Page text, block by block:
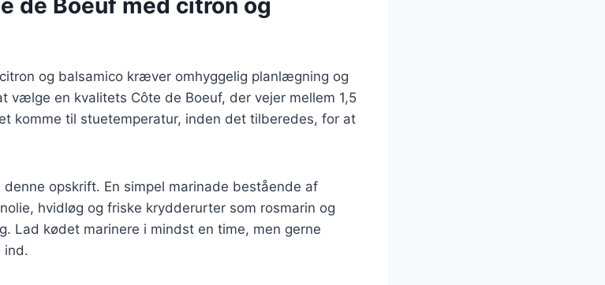
og balsamico kræver omhyggelig planlægning og
vælge en kvalitets Côte de Boeuf, der vejer mellem 1,5
komme til stuetemperatur, inden det tilberedes, for at
opskrift. En simpel marinade bestående af
hvidløg og friske krydderurter som rosmarin og
Lad kødet marinere i mindst en time, men gerne
ind.